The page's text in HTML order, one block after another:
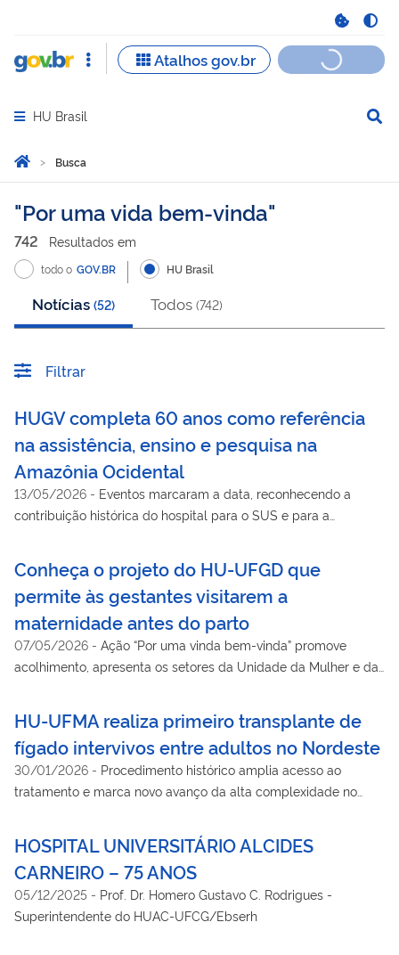
Abrir menu principal de navegação
HU Brasil
Você está aqui:
Página Inicial
Busca
Busca
Por uma vida bem-vinda
742 Resultados em
todo o GOV.BR HU Brasil
Notícias (52) Todos (742)
Filtrar
HUGV completa 60 anos como referência
na assistência, ensino e pesquisa na
Amazônia Ocidental
13/05/2026 - Eventos marcaram a data, reconhecendo a
contribuição histórica do hospital para o SUS e para a
Conheça o projeto do HU-UFGD que
permite às gestantes visitarem a
maternidade antes do parto
07/05/2026 - Ação “Por uma vinda bem-vinda” promove
acolhimento, apresenta os setores da Unidade da Mulher e da
HU-UFMA realiza primeiro transplante de
fígado intervivos entre adultos no Nordeste
30/01/2026 - Procedimento histórico amplia acesso ao
tratamento e marca novo avanço da alta complexidade no
HOSPITAL UNIVERSITÁRIO ALCIDES
CARNEIRO – 75 ANOS
05/12/2025 - Prof. Dr. Homero Gustavo C. Rodrigues -
Superintendente do HUAC-UFCG/Ebserh